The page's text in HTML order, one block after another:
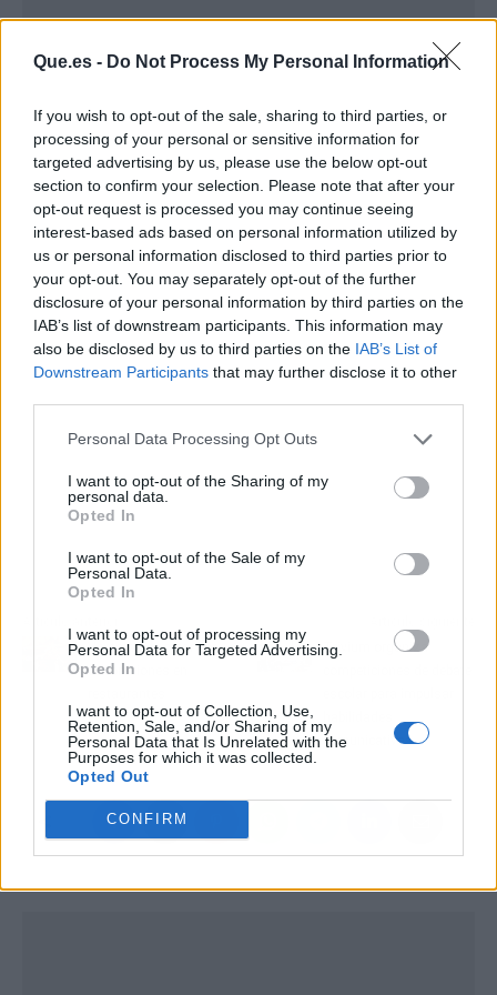
Que.es - Do Not Process My Personal Information
If you wish to opt-out of the sale, sharing to third parties, or
processing of your personal or sensitive information for
targeted advertising by us, please use the below opt-out
section to confirm your selection. Please note that after your
opt-out request is processed you may continue seeing
interest-based ads based on personal information utilized by
us or personal information disclosed to third parties prior to
your opt-out. You may separately opt-out of the further
disclosure of your personal information by third parties on the
IAB’s list of downstream participants. This information may
also be disclosed by us to third parties on the IAB’s List of
Downstream Participants that may further disclose it to other
Personal Data Processing Opt Outs
I want to opt-out of the Sharing of my
personal data.
Opted In
I want to opt-out of the Sale of my
Personal Data.
Opted In
I want to opt-out of processing my
Personal Data for Targeted Advertising.
Opted In
I want to opt-out of Collection, Use,
Retention, Sale, and/or Sharing of my
Personal Data that Is Unrelated with the
Purposes for which it was collected.
Opted Out
CONFIRM
Publicidad
Ventajas de optar por
celebraciones en
Trivium organiza
comunicativas